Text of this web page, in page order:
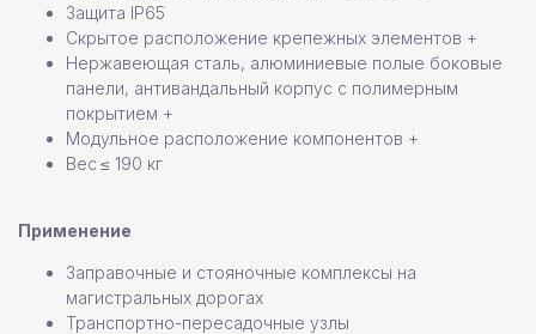
Защита IP65
Скрытое расположение крепежных элементов +
Нержавеющая сталь, алюминиевые полые боковые
панели, антивандальный корпус с полимерным
покрытием +
Модульное расположение компонентов +
Вес ≤ 190 кг
Применение
Заправочные и стояночные комплексы на
магистральных дорогах
Транспортно-пересадочные узлы
+7
Отправить заявку